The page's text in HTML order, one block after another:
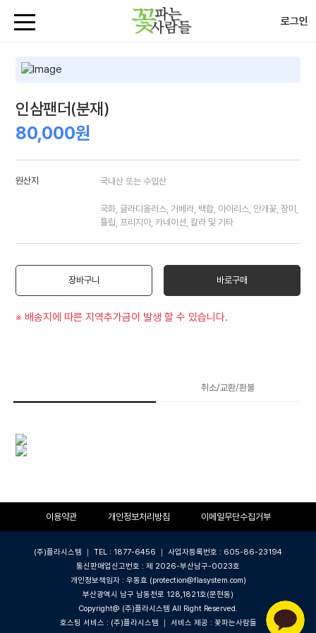
로그인
인삼팬더(분재)
80,000원
원산지 국내산 또는 수입산
국화, 글라디올러스, 거베라, 백합, 아이리스, 안개꽃, 장미,
튤립, 프리지아, 카네이션, 칼라 및 기타
장바구니 바로구매
※ 배송지에 따른 지역추가금이 발생 할 수 있습니다.
취소/교환/환불
이용약관 개인정보처리방침 이메일무단수집거부
(주)플라시스템 ｜ TEL : 1877-6456 ｜ 사업자등록번호 : 605-86-23194
통신판매업신고번호 : 제 2026-부산남구-0023호
개인정보책임자 : 우동효 (protection@flasystem.com)
부산광역시 남구 남동천로 128,1821호(문현동)
Copyright@ (주)플라시스템 All Right Reserved.
호스팅 서비스 : (주)플라시스템 ｜ 서비스 제공 : 꽃파는사람들